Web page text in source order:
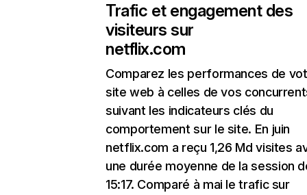
Trafic et engagement des
visiteurs sur
netflix.com
Comparez les performances de
site web à celles de vos
suivant les indicateurs clés du
comportement sur le site. En juin
netflix.com a reçu 1,26 Md visites
une durée moyenne de la session
15:17. Comparé à mai le trafic sur